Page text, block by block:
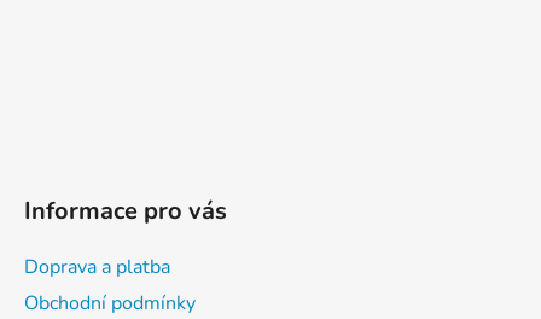
Informace pro vás
Doprava a platba
Obchodní podmínky